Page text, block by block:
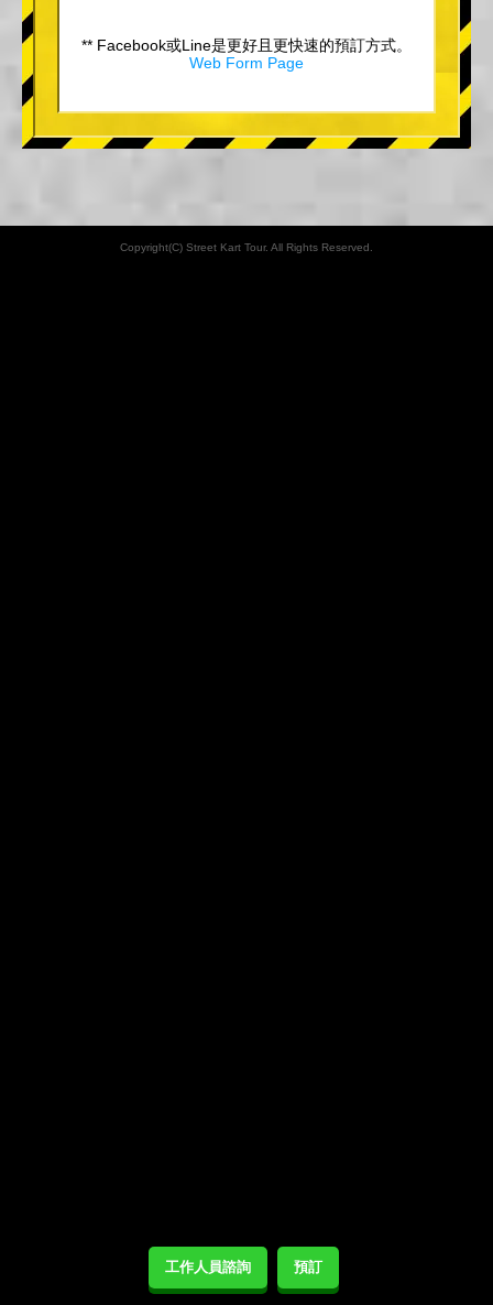
工作人員諮詢 預訂
** Facebook或Line是更好且更快速的預訂方式。
Web Form Page
Copyright(C) Street Kart Tour. All Rights Reserved.